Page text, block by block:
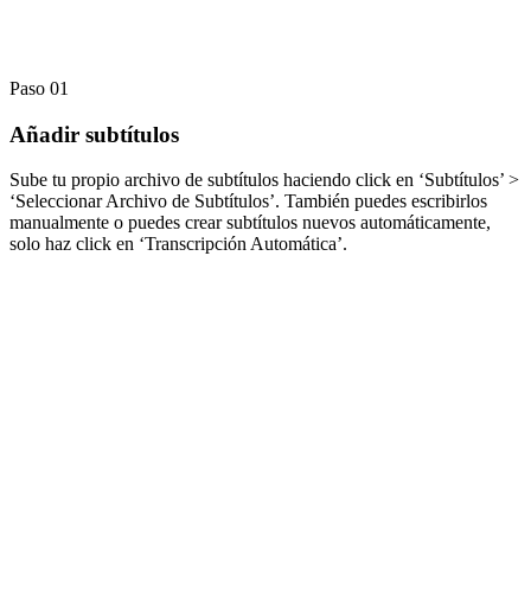
Paso 01
Añadir subtítulos
Sube tu propio archivo de subtítulos haciendo click en ‘Subtítulos’ >
‘Seleccionar Archivo de Subtítulos’. También puedes escribirlos
manualmente o puedes crear subtítulos nuevos automáticamente,
solo haz click en ‘Transcripción Automática’.